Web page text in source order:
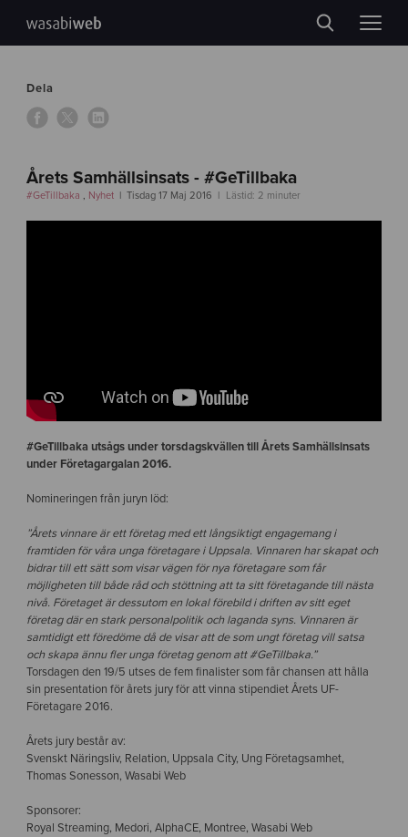
Dela
Årets Samhällsinsats - #GeTillbaka
#GeTillbaka Nyhet Tisdag 17 Maj 2016 Lästid: 2 minuter
#GeTillbaka utsågs under torsdagskvällen till Årets Samhällsinsats
under Företagargalan 2016.
Nomineringen från juryn löd:
”Årets vinnare är ett företag med ett långsiktigt engagemang i
framtiden för våra unga företagare i Uppsala. Vinnaren har skapat och
bidrar till ett sätt som visar vägen för nya företagare som får
möjligheten till både råd och stöttning att ta sitt företagande till nästa
nivå. Företaget är dessutom en lokal förebild i driften av sitt eget
företag där en stark personalpolitik och laganda syns. Vinnaren är
samtidigt ett föredöme då de visar att de som ungt företag vill satsa
och skapa ännu fler unga företag genom att #GeTillbaka.”
Torsdagen den 19/5 utses de fem finalister som får chansen att hålla
sin presentation för årets jury för att vinna stipendiet Årets UF-
Företagare 2016.
Årets jury består av:
Svenskt Näringsliv, Relation, Uppsala City, Ung Företagsamhet,
Thomas Sonesson, Wasabi Web
Sponsorer:
Royal Streaming, Medori, AlphaCE, Montree, Wasabi Web